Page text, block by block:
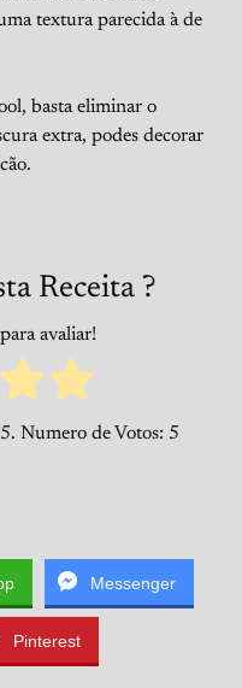
textura parecida à de
basta eliminar o
extra, podes decorar
Receita ?
avaliar!
Numero de Votos: 5
Messenger
Pinterest